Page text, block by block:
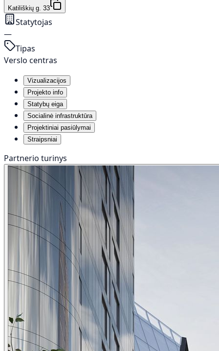
Katiliškių g. 33
Statytojas
—
Tipas
Verslo centras
Vizualizacijos
Projekto info
Statybų eiga
Socialinė infrastruktūra
Projektiniai pasiūlymai
Straipsniai
Partnerio turinys